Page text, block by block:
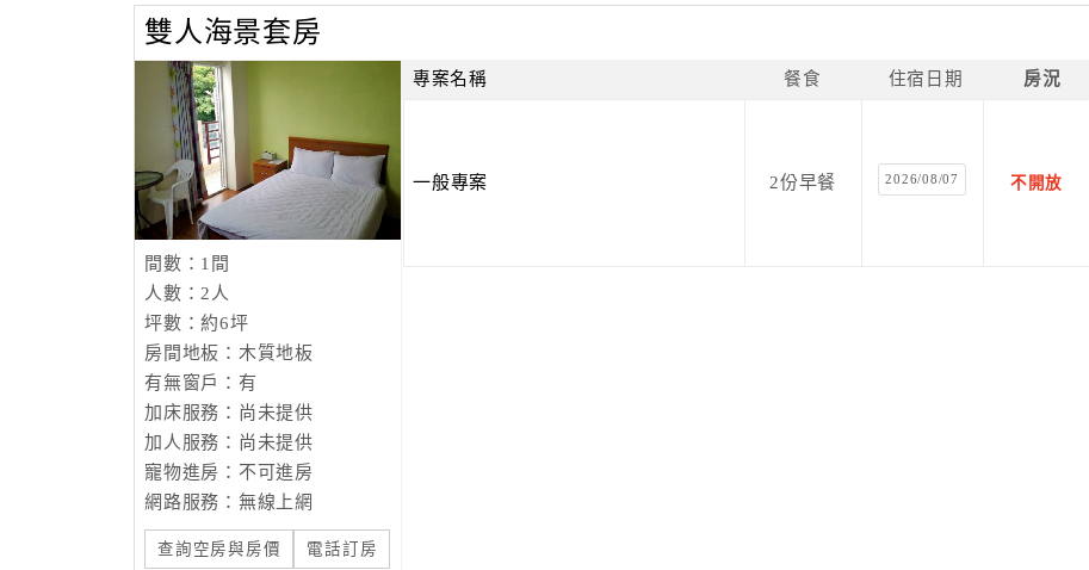
雙人海景套房
間數：1間
人數：2人
坪數：約6坪
房間地板：木質地板
有無窗戶：有
加床服務：尚未提供
加人服務：尚未提供
寵物進房：不可進房
網路服務：無線上網
查詢空房與房價 電話訂房
專案名稱 餐食 住宿日期 房況
一般專案 2份早餐 2026/08/07 不開放